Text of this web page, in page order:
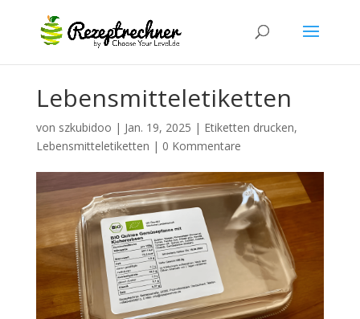
Lebensmitteletiketten
von szkubidoo | Jan. 19, 2025 | Etiketten drucken,
Lebensmitteletiketten | 0 Kommentare